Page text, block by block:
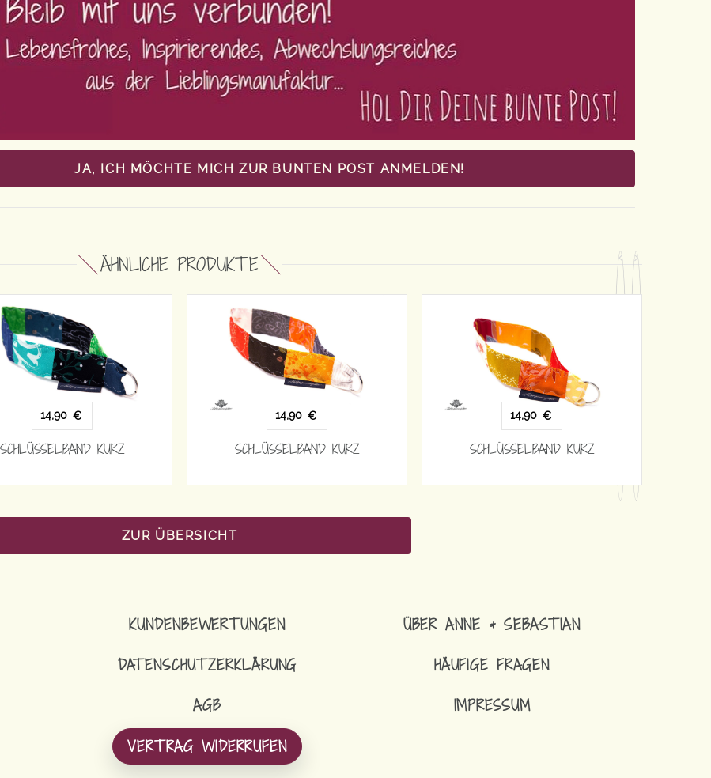
JA, ICH MÖCHTE MICH ZUR BUNTEN POST ANMELDEN!
ÄHNLICHE PRODUKTE
14,90 €
SCHLÜSSELBAND KURZ
14,90 €
SCHLÜSSELBAND KURZ
14,90 €
SCHLÜSSELBAND KURZ
ZUR ÜBERSICHT
KUNDENBEWERTUNGEN
DATENSCHUTZERKLÄRUNG
AGB
VERTRAG WIDERRUFEN
ÜBER ANNE & SEBASTIAN
HÄUFIGE FRAGEN
IMPRESSUM